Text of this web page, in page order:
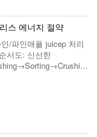
스 에너지 절약
/파인애플 juicep 처리
서도: 신선한